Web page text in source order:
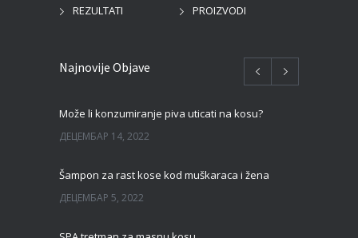
REZULTATI
PROIZVODI
Najnovije Objave
Može li konzumiranje piva uticati na kosu?
ДЕЦЕМБАР 14, 2022
Šampon za rast kose kod muškaraca i žena
ДЕЦЕМБАР 5, 2022